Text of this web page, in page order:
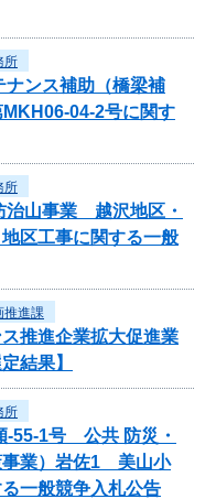
所
ンス補助（橋梁補
04-2号に関す
所
治山事業 越沢地区・
区工事に関する一般
推進課
推進企業拡大促進業
結果】
所
-55-1号 公共 防災・
事業）岩佐1 美山小
一般競争入札公告